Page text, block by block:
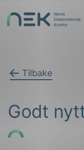
NEK
Tilbake
Godt